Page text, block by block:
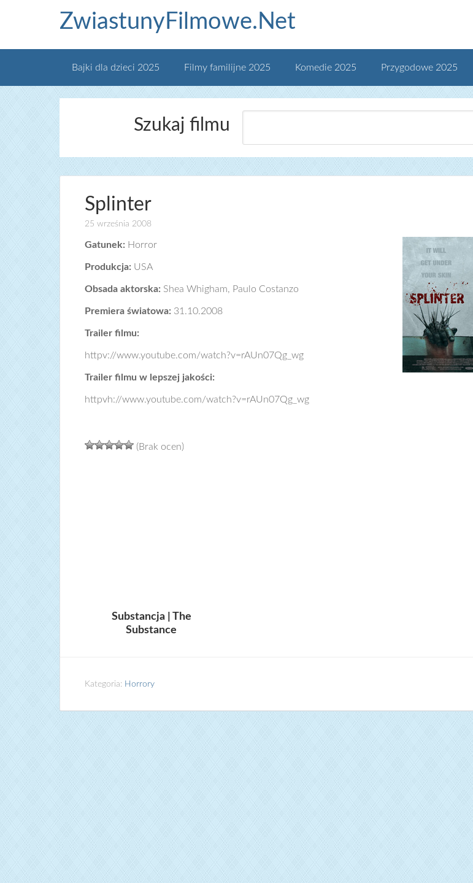
ZwiastunyFilmowe.Net
Bajki dla dzieci 2025 Filmy familijne 2025 Komedie 2025 Przygodowe 2025
Szukaj filmu
Splinter
25 września 2008
Gatunek: Horror
Produkcja: USA
Obsada aktorska: Shea Whigham, Paulo Costanzo
Premiera światowa: 31.10.2008
Trailer filmu:
httpv://www.youtube.com/watch?v=rAUn07Qg_wg
Trailer filmu w lepszej jakości:
httpvh://www.youtube.com/watch?v=rAUn07Qg_wg
(Brak ocen)
Substancja | The
Substance
Kategoria: Horrory